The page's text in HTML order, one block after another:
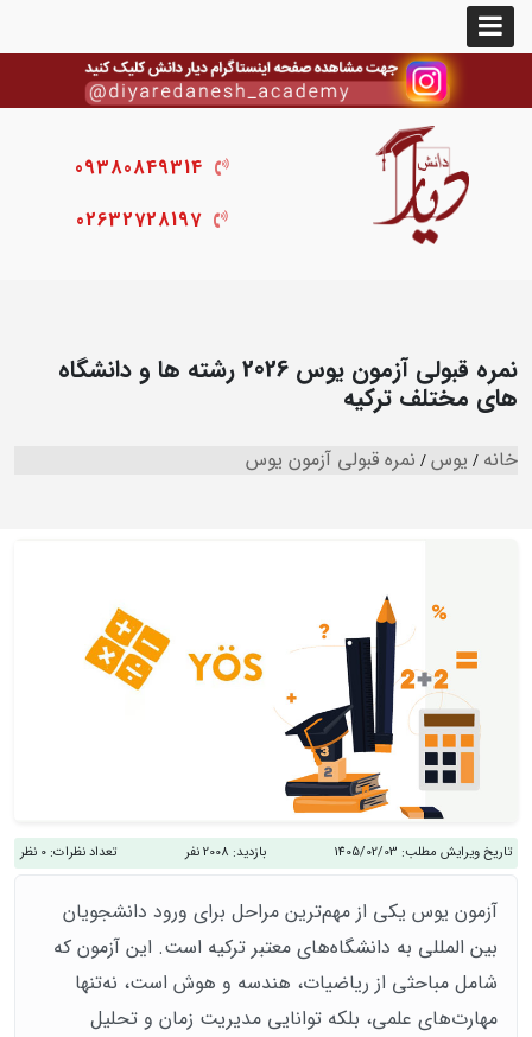
09380849314
02632728197
نمره قبولی آزمون یوس 2026 رشته ها و دانشگاه
های مختلف ترکیه
خانه یوس نمره قبولی آزمون یوس
تاریخ ویرایش مطلب: 1405/02/03 بازدید: 2008 نفر تعداد نظرات: 0 نظر
آزمون یوس یکی از مهم‌ترین مراحل برای ورود دانشجویان
بین‌ المللی به دانشگاه‌های معتبر ترکیه است. این آزمون که
شامل مباحثی از ریاضیات، هندسه و هوش است، نه‌تنها
مهارت‌های علمی، بلکه توانایی مدیریت زمان و تحلیل